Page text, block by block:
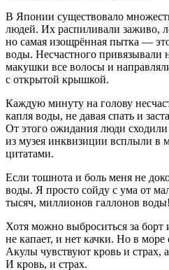
В Японии существовало
людей. Их распиливали заживо,
но самая изощрённая пытка —
воды. Несчастного привязывали
макушки все волосы и
с открытой крышкой.
Каждую минуту на голову
капля воды, не давая спать и
От этого ожидания люди
из музея инквизиции всплыли в
цитатами.
Если тошнота и боль меня не
воды. Я просто сойду с ума от
тысяч, миллионов галлонов воды!
Хотя можно выброситься за борт
не капает, и нет качки. Но в море
Акулы чувствуют кровь и страх,
И кровь, и страх.